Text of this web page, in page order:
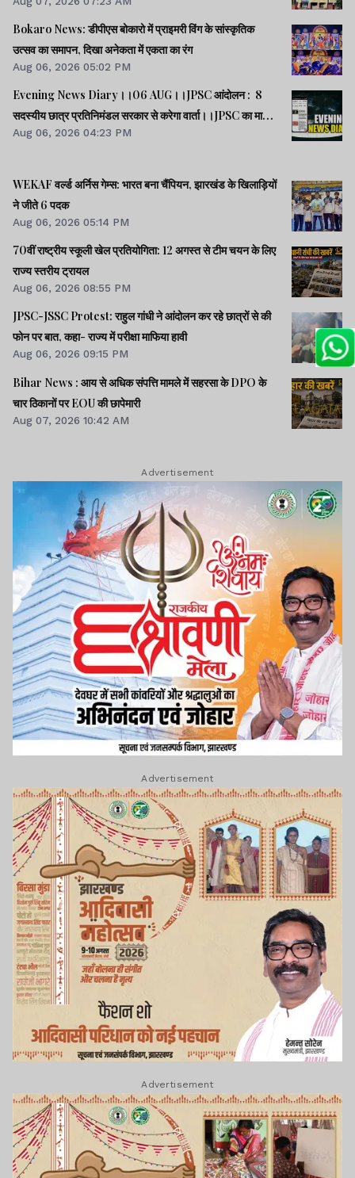
Bokaro News: डीपीएस बोकारो में प्राइमरी विंग के सांस्कृतिक
उत्सव का समापन, दिखा अनेकता में एकता का रंग
Aug 06, 2026 05:02 PM
Evening News Diary।।06 AUG।।JPSC आंदोलन : 8
सदस्यीय छात्र प्रतिनिमंडल सरकार से करेगा वार्ता।।JPSC का मामला
पेपर लीक का नहीं, बैक डोर से गलत नियुक्ति का है : किशोर।।BPSC
व वीडियो।।
Aug 06, 2026 04:23 PM
WEKAF वर्ल्ड अर्निस गेम्स: भारत बना चैंपियन, झारखंड के खिलाड़ियों
ने जीते 6 पदक
Aug 06, 2026 05:14 PM
70वीं राष्ट्रीय स्कूली खेल प्रतियोगिता: 12 अगस्त से टीम चयन के लिए
राज्य स्तरीय ट्रायल
Aug 06, 2026 08:55 PM
JPSC-JSSC Protest: राहुल गांधी ने आंदोलन कर रहे छात्रों से की
फोन पर बात, कहा- राज्य में परीक्षा माफिया हावी
Aug 06, 2026 09:15 PM
Bihar News : आय से अधिक संपत्ति मामले में सहरसा के DPO के
चार ठिकानों पर EOU की छापेमारी
Aug 07, 2026 10:42 AM
Advertisement
Advertisement
Advertisement